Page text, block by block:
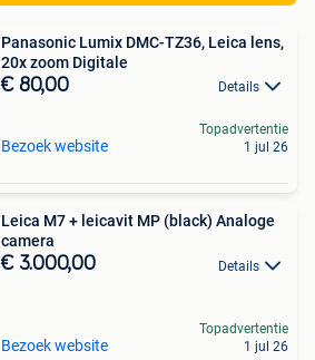
Panasonic Lumix DMC-TZ36, Leica lens,
20x zoom Digitale
€ 80,00 Details
Bezoek website
Topadvertentie
1 jul 26
Leica M7 + leicavit MP (black) Analoge
camera
€ 3.000,00 Details
Bezoek website
Topadvertentie
1 jul 26